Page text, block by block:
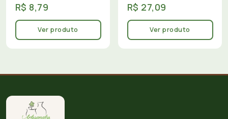
R$ 8,79
Ver produto
R$ 27,09
Ver produto